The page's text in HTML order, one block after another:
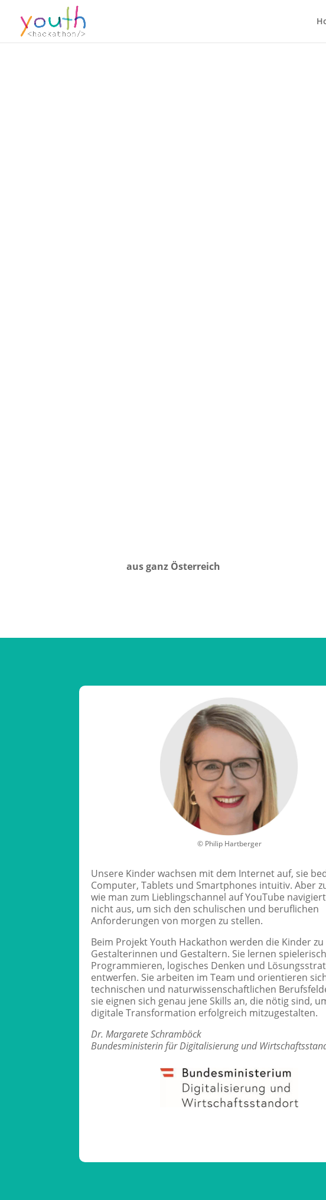
aus ganz Österreich
© Philip Hartberger
Unsere Kinder wachsen mit dem Internet auf, sie
Computer, Tablets und Smartphones intuitiv. Aber
wie man zum Lieblingschannel auf YouTube
nicht aus, um sich den schulischen und beruflichen
Anforderungen von morgen zu stellen.
Beim Projekt Youth Hackathon werden die Kinder zu
Gestalterinnen und Gestaltern. Sie lernen spielerisch
Programmieren, logisches Denken und
entwerfen. Sie arbeiten im Team und orientieren
technischen und naturwissenschaftlichen
sie eignen sich genau jene Skills an, die nötig sind,
digitale Transformation erfolgreich mitzugestalten.
Dr. Margarete Schramböck
Bundesministerin für Digitalisierung und